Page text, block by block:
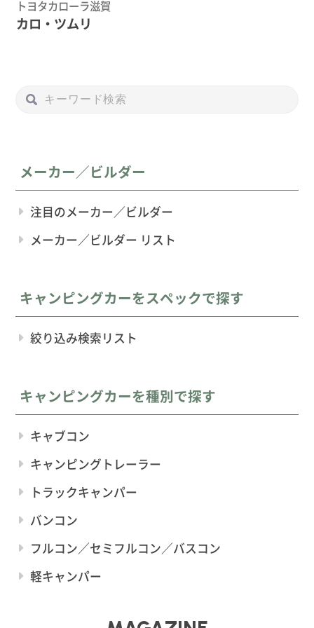
トヨタカローラ滋賀
カロ・ツムリ
メーカー／ビルダー
注目のメーカー／ビルダー
メーカー／ビルダー リスト
キャンピングカーをスペックで探す
絞り込み検索リスト
キャンピングカーを種別で探す
キャブコン
キャンピングトレーラー
トラックキャンパー
バンコン
フルコン／セミフルコン／バスコン
軽キャンパー